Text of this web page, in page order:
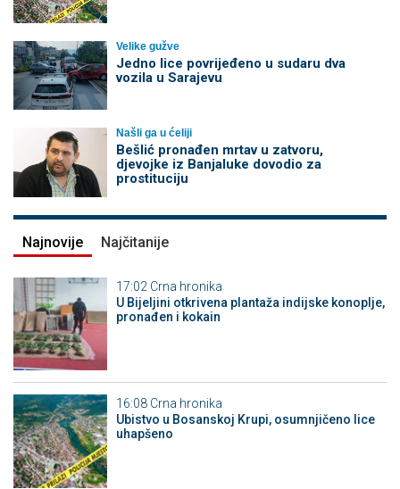
Velike gužve
Јedno lice povrijeđeno u sudaru dva
vozila u Sarajevu
Našli ga u ćeliji
Bešlić pronađen mrtav u zatvoru,
djevojke iz Banjaluke dovodio za
prostituciju
Najnovije Najčitanije
17:02 Crna hronika
​U Bijeljini otkrivena plantaža indijske konoplje,
pronađen i kokain
16:08 Crna hronika
Ubistvo u Bosanskoj Krupi, osumnjičeno lice
uhapšeno